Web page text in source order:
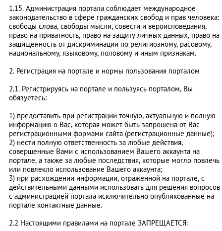
1.15. Администрация портала соблюдает международное
законодательство в сфере гражданских свобод и прав человека:
свободы слова, свободы мысли, совести и вероисповедания,
право на приватность, право на защиту личных данных, право на
защищенность от дискриминации по религиозному, расовому,
национальному, языковому, половому и иным признакам.
2. Регистрация на портале и нормы пользования порталом
2.1. Регистрируясь на портале и пользуясь порталом, Вы
обязуетесь:
1) предоставить при регистрации точную, актуальную и полную
информацию о Вас, которая может быть запрошена от Вас
регистрационными формами сайта (регистрационные данные);
2) нести полную ответственность за любые действия,
совершенные Вами с использованием Вашего аккаунта на
портале, а также за любые последствия, которые могло повлечь
или повлекло использование Вашего аккаунта;
3) при расхождении информации, отраженной на портале, с
действительными данными использовать для решения вопросов
с администрацией портала исключительно опубликованные на
портале контактные данные.
2.2 Настоящими правилами на портале ЗАПРЕЩАЕТСЯ: